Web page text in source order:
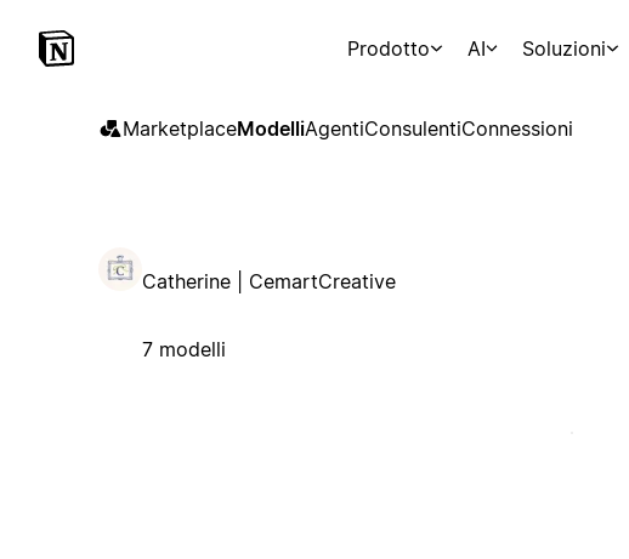
Prodotto AI Soluzioni
MarketplaceModelliAgentiConsulentiConnessioni
Catherine | CemartCreative
7 modelli